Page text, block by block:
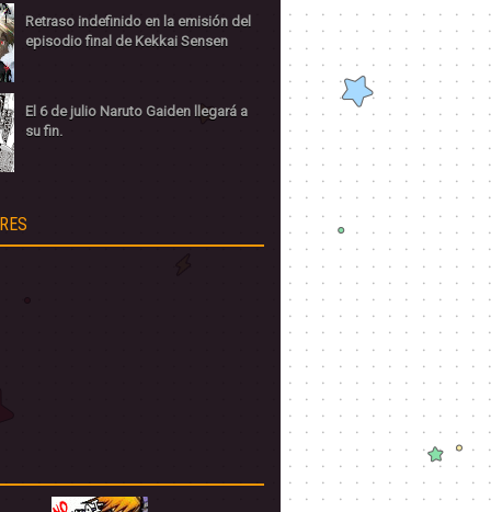
Retraso indefinido en la emisión del
episodio final de Kekkai Sensen
El 6 de julio Naruto Gaiden llegará a
su fin.